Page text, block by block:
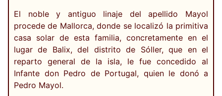
El noble y antiguo linaje del apellido Mayol
procede de Mallorca, donde se localizó la primitiva
casa solar de esta familia, concretamente en el
lugar de Balix, del distrito de Sóller, que en el
reparto general de la isla, le fue concedido al
Infante don Pedro de Portugal, quien le donó a
Pedro Mayol.